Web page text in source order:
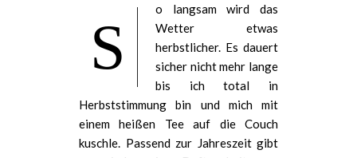
S
o langsam wird das
Wetter etwas
herbstlicher. Es dauert
sicher nicht mehr lange
bis ich total in
Herbststimmung bin und mich mit
einem heißen Tee auf die Couch
kuschle. Passend zur Jahreszeit gibt